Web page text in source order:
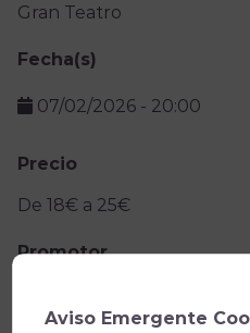
Gran Teatro
Fecha(s)
07/02/2026- 20:00
Precio
De 18€ a 25€
Promotor
Aviso Emergente